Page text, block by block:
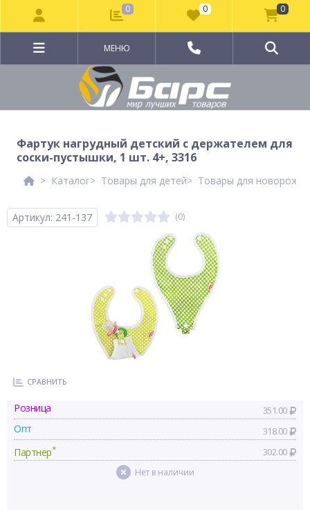
МЕНЮ
Фартук нагрудный детский с держателем для
соски-пустышки, 1 шт. 4+, 3316
Каталог Товары для детей Товары для
Артикул: 241-137 (0)
СРАВНИТЬ
Розница 351.00
Опт 318.00
Партнер* 302.00
Нет в наличии
0 0 0